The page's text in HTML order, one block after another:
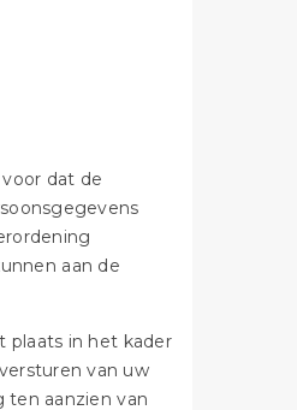
dat de
aan de
plaats in het kader
van uw
ten aanzien van